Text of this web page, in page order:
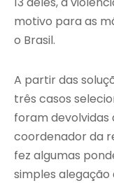
motivo para as
o Brasil.
A partir das
três casos
foram devolvidas
coordenador da
fez algumas
simples alegação